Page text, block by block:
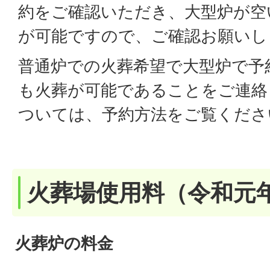
約をご確認いただき、大型炉が
が可能ですので、ご確認お願い
普通炉での火葬希望で大型炉で
も火葬が可能であることをご連
ついては、予約方法をご覧くだ
火葬場使用料（令和元
火葬炉の料金